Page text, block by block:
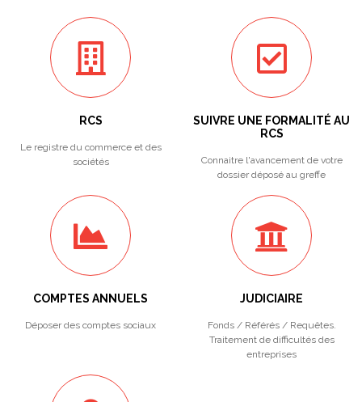
RCS
Le registre du commerce et des
sociétés
SUIVRE UNE FORMALITÉ AU
RCS
Connaitre l'avancement de votre
dossier déposé au greffe
COMPTES ANNUELS
Déposer des comptes sociaux
JUDICIAIRE
Fonds / Référés / Requêtes.
Traitement de difficultés des
entreprises